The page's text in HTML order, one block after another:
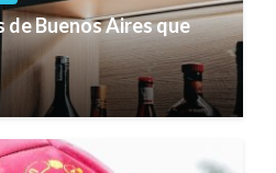
Buenos Aires que